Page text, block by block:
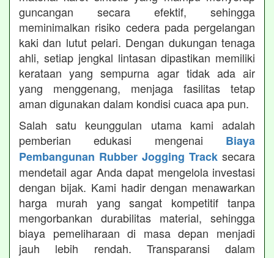
guncangan secara efektif, sehingga
meminimalkan risiko cedera pada pergelangan
kaki dan lutut pelari. Dengan dukungan tenaga
ahli, setiap jengkal lintasan dipastikan memiliki
kerataan yang sempurna agar tidak ada air
yang menggenang, menjaga fasilitas tetap
aman digunakan dalam kondisi cuaca apa pun.
Salah satu keunggulan utama kami adalah
pemberian edukasi mengenai Biaya
Pembangunan Rubber Jogging Track secara
mendetail agar Anda dapat mengelola investasi
dengan bijak. Kami hadir dengan menawarkan
harga murah yang sangat kompetitif tanpa
mengorbankan durabilitas material, sehingga
biaya pemeliharaan di masa depan menjadi
jauh lebih rendah. Transparansi dalam